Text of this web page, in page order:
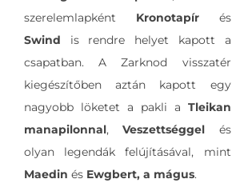
szerelemlapként Kronotapír és
Swind is rendre helyet kapott a
csapatban. A Zarknod visszatér
kiegészítőben aztán kapott egy
nagyobb löketet a pakli a Tleikan
manapilonnal,Veszettséggel és
olyan legendák felújításával, mint
Maedin és Ewgbert, a mágus.